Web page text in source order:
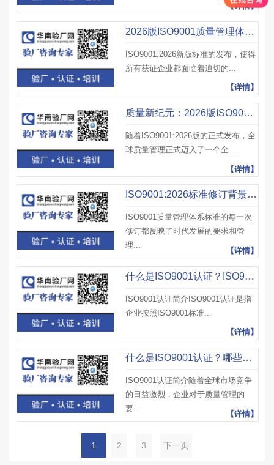
【详情】
2026版ISO9001质量管理体系标准换版指南
ISO9001:2026新版标准的发布，使得
所有获证企业都面临着迫切的...
【详情】
质量新纪元：2026版ISO9001质量管理体系标准
随着ISO9001:2026版的正式发布，全
球质量管理正式迈入了一个全...
【详情】
ISO9001:2026标准修订背景与主要变化点解析
ISO9001质量管理体系标准的每一次
修订都反映了时代发展的要求和管
理...
【详情】
什么是ISO9001认证？ISO9001认证申请需要哪些文件？包括哪些内容？
ISO9001认证简介ISO9001认证是指
企业按照ISO9001标准...
【详情】
什么是ISO9001认证？哪些情况适合做ISO9001认证？有哪些意义？
ISO9001认证简介随着全球市场竞争
的日益激烈，企业对于质量管理的
要...
【详情】
1 2 3 下一页